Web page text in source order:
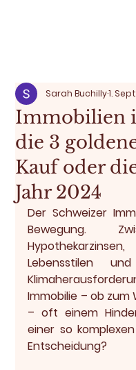
Immobilien
die 3
Kauf oder
Jahr 2024
Sarah Buchilly1.
Der Schweizer
Bewegung.
Lebensstilen
Immobilie – ob
– oft einem
einer so
Entscheidung?